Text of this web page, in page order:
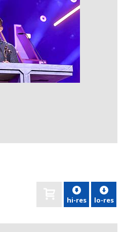
hi-res lo-res